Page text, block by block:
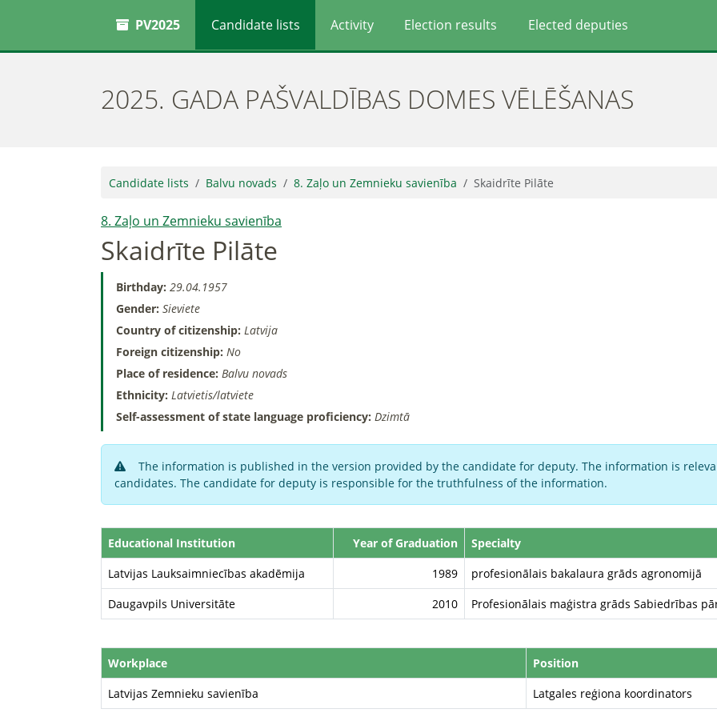
PV2025 Candidate lists Activity Election results Elected deputies
2025. GADA PAŠVALDĪBAS DOMES VĒLĒŠANAS
Candidate lists Balvu novads 8. Zaļo un Zemnieku savienība Skaidrīte Pilāte
8. Zaļo un Zemnieku savienība
Skaidrīte Pilāte
Birthday: 29.04.1957
Gender: Sieviete
Country of citizenship: Latvija
Foreign citizenship: No
Place of residence: Balvu novads
Ethnicity: Latvietis/latviete
Self-assessment of state language proficiency: Dzimtā
The information is published in the version provided by the candidate for deputy. The information is
candidates. The candidate for deputy is responsible for the truthfulness of the information.
Educational Institution Year of Graduation
Specialty
Latvijas Lauksaimniecības akadēmija
1989
profesionālais bakalaura grāds agronomijā
Daugavpils Universitāte
2010 Profesionālais maģistra grāds Sabiedrības
Workplace
Position
Latvijas Zemnieku savienība
Latgales reģiona koordinators